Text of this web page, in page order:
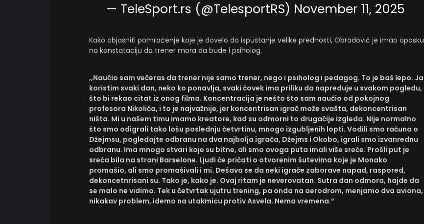
— TeleSport.rs (@TelesportRS) November 11, 2025
Kako objasniti pomračenje koje je dovelo do ispuštanje velike prednosti, Obradović je imao opasku
na konstataciju da trener mora da bude i psiholog.
,,Naučio sam večeras da trener nije samo trener, nego i psiholog i pedagog. To je baš lepo. Ja
koristim svaki dan, neko ko ponavlja, svaki čovek ima priliku da napreduje u svakom pogledu,
što bi rekao citat iz onog filma. Koncentracija je nešto što sam naučio od pokojnog
profesora Nikolića, i to je najvažnije, jer koncentrisan igrač može svašta, dekoncentrisan
ništa. Mi u našem timu imamo kreatore, kad su odmorni to drugačije izgleda. Nije normalno
što smo odigrali tako lošu poslednju četvrtinu, mnogo izgubljenih lopti. Vodili smo računa o
Džejmsu, pogledajte odbranu na dva najbolja igrača, Džejms i Okobo, igrali smo izvanrednu
odbranu. Ima mnogo stvari koje su bitne, ali smo ovoga puta imali više sreće. Prošli put je
sreća bila na strani Barselone. Ljudi će pričati o otvorenim šutevima koje je Monako
promašio, ali smo promašivali i mi. Dešava se da neki igrače zaborave napad, raspored,
dekoncetnrisani su. Tako je, kako je. Ovaj ritam je neverovatan. Sutra dan odmora, hajde da
se malo ne vidimo. Tek u četvrtak ujutru trening, pa onda na aerodrom, menjamo dva aviona,
nikakav problem, idemo na utakmicu protiv Asvela. Nema vremena.”